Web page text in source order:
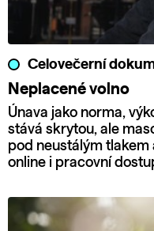
Celovečerní
Neplacené volno
Únava jako norma,
stává skrytou, ale
pod neustálým
online i pracovní